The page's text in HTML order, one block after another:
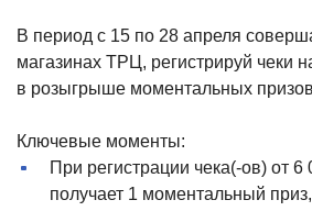
В период с 15 по 28 апреля
магазинах ТРЦ, регистрируй чеки
в розыгрыше моментальных
Ключевые моменты:
При регистрации чека(-ов) от 6
получает 1 моментальный